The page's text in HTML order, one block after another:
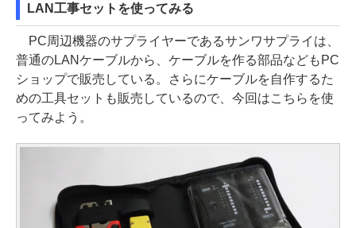
LAN工事セットを使ってみる
PC周辺機器のサプライヤーであるサンワサプライは、
普通のLANケーブルから、ケーブルを作る部品などもPC
ショップで販売している。さらにケーブルを自作するた
めの工具セットも販売しているので、今回はこちらを使
ってみよう。